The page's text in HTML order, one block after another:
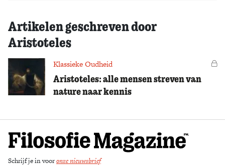
Artikelen geschreven door
Aristoteles
Klassieke Oudheid
Aristoteles: alle mensen streven van
nature naar kennis
Schrijf je in vooronze nieuwsbrief